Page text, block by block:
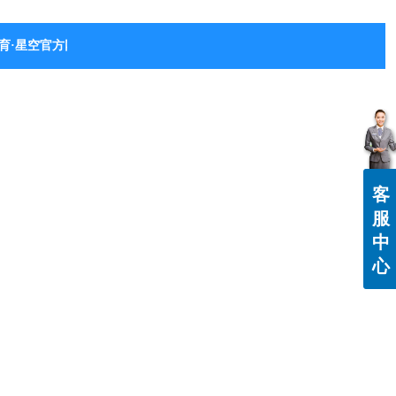
·星空官方网站-星空体育（中国）
客
服
中
心